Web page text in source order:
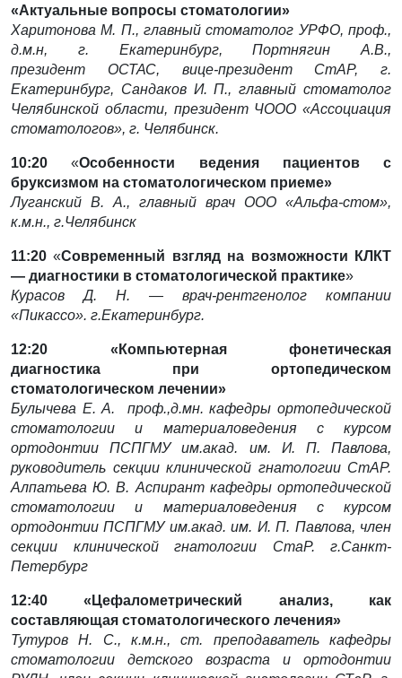
«Актуальные вопросы стоматологии»
Харитонова М. П., главный стоматолог УРФО, проф.,
д.м.н, г. Екатеринбург, Портнягин А.В.,
президент ОСТАС, вице-президент СтАР, г.
Екатеринбург, Сандаков И. П., главный стоматолог
Челябинской области, президент ЧООО «Ассоциация
стоматологов», г. Челябинск.
10:20 «Особенности ведения пациентов с
бруксизмом на стоматологическом приеме»
Луганский В. А., главный врач ООО «Альфа-стом»,
к.м.н., г.Челябинск
11:20 «Современный взгляд на возможности КЛКТ
— диагностики в стоматологической практике»
Курасов Д. Н. — врач-рентгенолог компании
«Пикассо». г.Екатеринбург.
12:20
«Компьютерная фонетическая
диагностика при ортопедическом
стоматологическом лечении»
Булычева Е. А. проф.,д.мн. кафедры ортопедической
стоматологии и материаловедения с курсом
ортодонтии ПСПГМУ им.акад. им. И. П. Павлова,
руководитель секции клинической гнатологии СтАР.
Алпатьева Ю. В. Аспирант кафедры ортопедической
стоматологии и материаловедения с курсом
ортодонтии ПСПГМУ им.акад. им. И. П. Павлова, член
секции клинической гнатологии СтаР. г.Санкт-
Петербург
12:40
«Цефалометрический анализ, как
составляющая стоматологического лечения»
Тутуров Н. С., к.м.н., ст. преподаватель кафедры
стоматологии детского возраста и ортодонтии